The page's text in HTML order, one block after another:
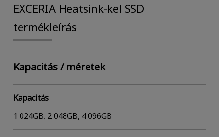
EXCERIA Heatsink-kel SSD
termékleírás
Kapacitás / méretek
Kapacitás
1 024GB, 2 048GB, 4 096GB